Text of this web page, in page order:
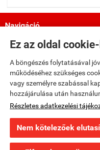
Ez az oldal
A böngészés folytatásával
működéséhez szükséges
vagy személyre szabással
hozzájárulása után
Részletes adatkezelési
Nem kötelezőek
Navigáció
Saját fiók
Bemutatkozás
Kövess minket a